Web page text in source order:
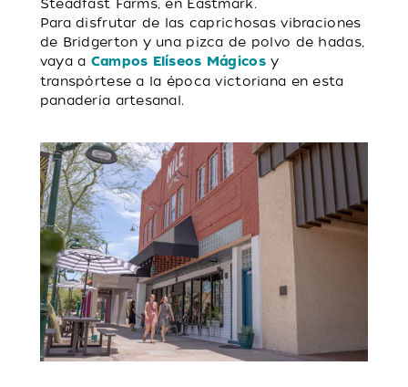
Steadfast Farms, en Eastmark.
Para disfrutar de las caprichosas vibraciones
de Bridgerton y una pizca de polvo de hadas,
vaya a Campos Elíseos Mágicosy
transpórtese a la época victoriana en esta
panadería artesanal.